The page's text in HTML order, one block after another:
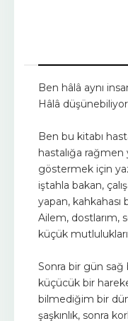
Ben hâlâ aynı
Hâlâ
Ben bu kitabı
hastalığa rağmen
göstermek için
iştahla bakan,
yapan, kahkahası
Ailem, dostlarım,
küçük
Sonra bir gün sağ
küçücük bir
bilmediğim bir
şaşkınlık, sonra